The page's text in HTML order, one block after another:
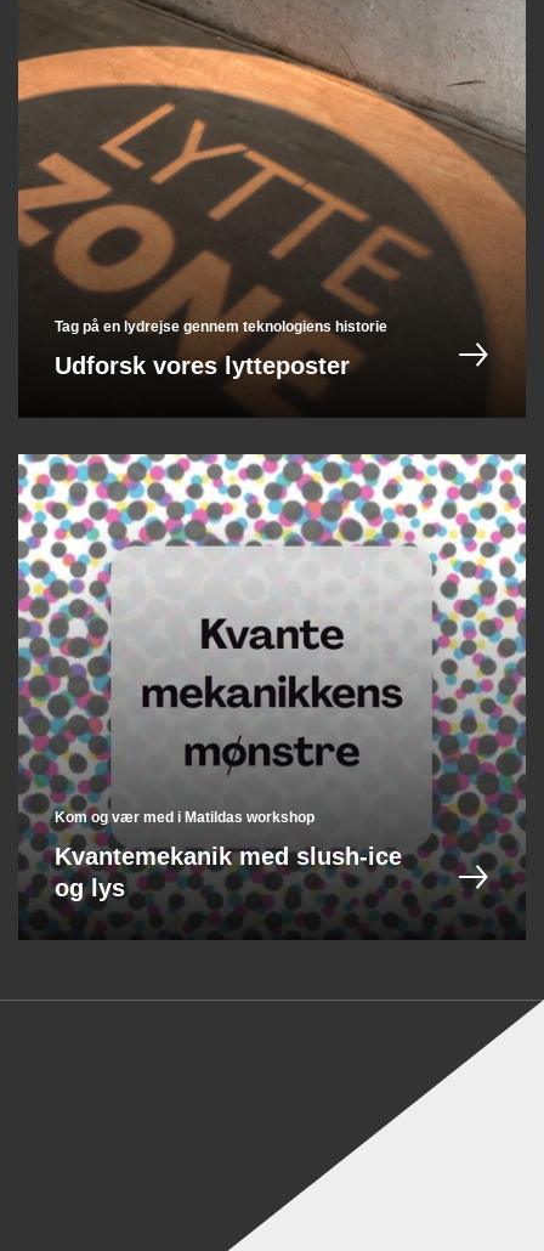
Tag på en lydrejse gennem teknologiens historie
Udforsk vores lytteposter
Kom og vær med i Matildas workshop
Kvantemekanik med slush-ice
og lys